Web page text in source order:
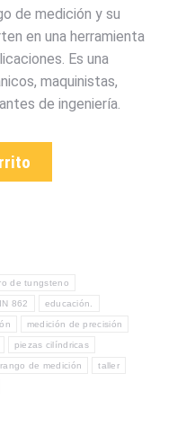
de medición y su
en una herramienta
Es una
maquinistas,
de ingeniería.
de tungsteno
862 educación.
medición de precisión
piezas cilíndricas
rango de medición taller